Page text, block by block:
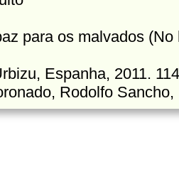
para os malvados
Espanha, 2011.
Rodolfo